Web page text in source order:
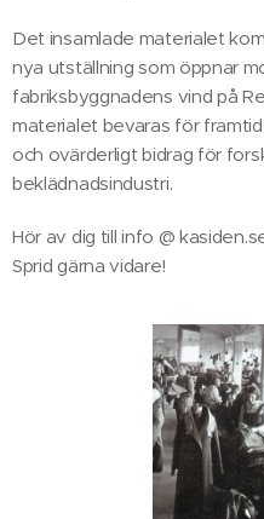
Det insamlade materialet
nya utställning som öppnar
fabriksbyggnadens vind på
materialet bevaras för
och ovärderligt bidrag för
beklädnadsindustri.
Hör av dig till info @
Sprid gärna vidare!